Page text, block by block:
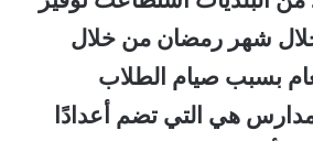
خلال شهر رمضان من خلال
بسبب صيام الطلاب
هي التي تضم أعدادًا